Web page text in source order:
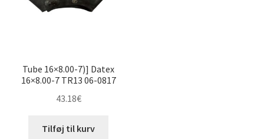
Tube 16×8.00-7)] Datex
16×8.00-7 TR13 06-0817
43.18€
Tilføj til kurv